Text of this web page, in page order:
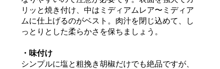
リッと焼き付け、中はミディアムレア〜ミディア
ムに仕上げるのがベスト。肉汁を閉じ込めて、し
っとりとした柔らかさを保ちましょう。
・味付け
シンプルに塩と粗挽き胡椒だけでも絶品ですが、